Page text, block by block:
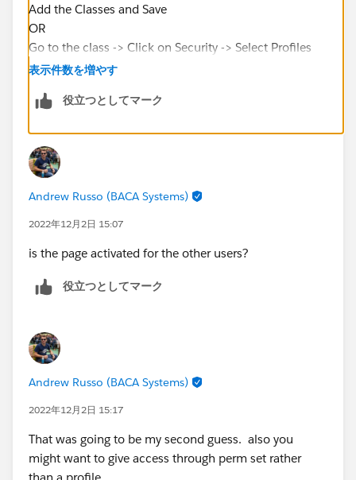
Add the Classes and Save
OR
Go to the class -> Click on Security -> Select Profiles
and add to enabled profiles -> Save
Thanks,@Andrew Russo
表示件数を増やす
役立つとしてマーク
Andrew Russo (BACA Systems)
2022年12月2日 15:07
is the page activated for the other users?
役立つとしてマーク
Andrew Russo (BACA Systems)
2022年12月2日 15:17
That was going to be my second guess. also you
might want to give access through perm set rather